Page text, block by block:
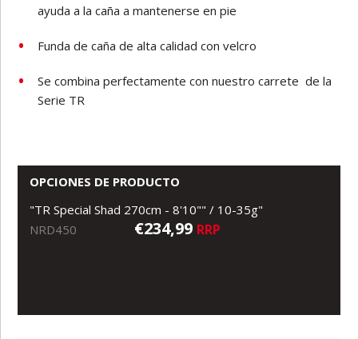
ayuda a la caña a mantenerse en pie
Funda de caña de alta calidad con velcro
Se combina perfectamente con nuestro carrete de la
Serie TR
OPCIONES DE PRODUCTO
"TR Special Shad 270cm - 8'10"" / 10-35g"
NRD450
€234,99 RRP